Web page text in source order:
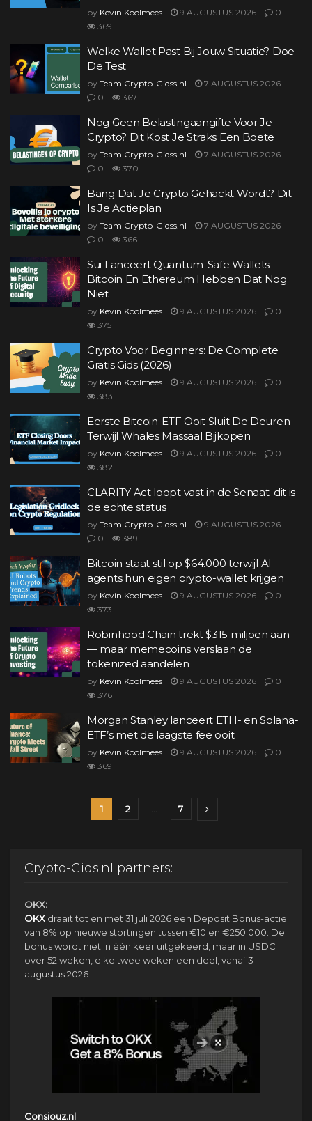
by Kevin Koolmees 9 AUGUSTUS 2026
0
369
Welke Wallet Past Bij Jouw Situatie? Doe
De Test
by Team Crypto-Gidss.nl
7 AUGUSTUS 2026
0
367
Nog Geen Belastingaangifte Voor Je
Crypto? Dit Kost Je Straks Een Boete
by Team Crypto-Gidss.nl
7 AUGUSTUS 2026
0
370
Bang Dat Je Crypto Gehackt Wordt? Dit
Is Je Actieplan
by Team Crypto-Gidss.nl
7 AUGUSTUS 2026
0
366
Sui Lanceert Quantum-Safe Wallets —
Bitcoin En Ethereum Hebben Dat Nog
Niet
by Kevin Koolmees 9 AUGUSTUS 2026
0
375
Crypto Voor Beginners: De Complete
Gratis Gids (2026)
by Kevin Koolmees 9 AUGUSTUS 2026
0
383
Eerste Bitcoin-ETF Ooit Sluit De Deuren
Terwijl Whales Massaal Bijkopen
by Kevin Koolmees 9 AUGUSTUS 2026
0
382
CLARITY Act loopt vast in de Senaat: dit is
de echte status
by Team Crypto-Gidss.nl
9 AUGUSTUS 2026
0
389
Bitcoin staat stil op $64.000 terwijl AI-
agents hun eigen crypto-wallet krijgen
by Kevin Koolmees 9 AUGUSTUS 2026
0
373
Robinhood Chain trekt $315 miljoen aan
— maar memecoins verslaan de
tokenized aandelen
by Kevin Koolmees 9 AUGUSTUS 2026
0
376
Morgan Stanley lanceert ETH- en Solana-
ETF’s met de laagste fee ooit
by Kevin Koolmees 9 AUGUSTUS 2026
0
369
1 2 7
Crypto-Gids.nl partners:
OKX:
OKX draait tot en met 31 juli 2026 een Deposit Bonus-actie
van 8% op nieuwe stortingen tussen €10 en €250.000. De
bonus wordt niet in één keer uitgekeerd, maar in USDC
over 52 weken, elke twee weken een deel, vanaf 3
augustus 2026
Consiouz.nl